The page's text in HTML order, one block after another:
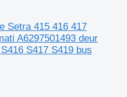
Setra 415 416 417
A6297501493 deur
S417 S419 bus